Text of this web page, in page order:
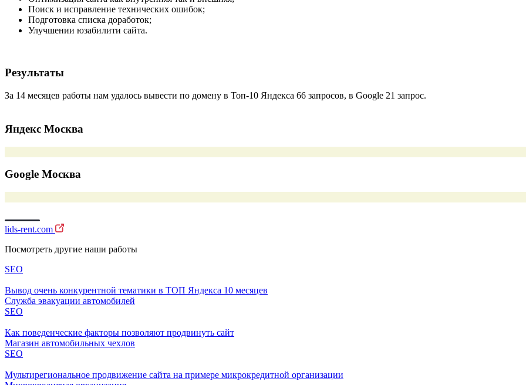
Поиск и исправление технических ошибок;
Подготовка списка доработок;
Улучшении юзабилити сайта.
Результаты
За 14 месяцев работы нам удалось вывести по домену в Топ-10 Яндекса 66 запросов, в Google 21 запрос.
Яндекс Москва
Google Москва
lids-rent.com
Посмотреть другие наши работы
SEO
Вывод очень конкурентной тематики в ТОП Яндекса 10 месяцев
Служба эвакуации автомобилей
SEO
Как поведенческие факторы позволяют продвинуть сайт
Магазин автомобильных чехлов
SEO
Мультирегиональное продвижение сайта на примере микрокредитной организации